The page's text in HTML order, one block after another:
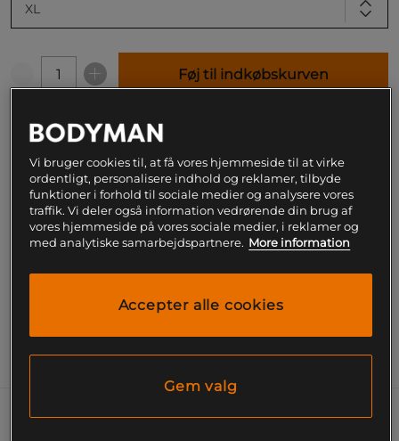
XL
Føj til indkøbskurven
Gratis fragt over 199
kr
SKU #VENUM-0480-114R | EAN3611441788357
Venum Kontact Shin guards er et
træningsbeskyttelse, der opfylder de mest
krævende forventninger fra kampsportsudøvere.
Disse beskyttelser vil du ikke fortryde.
Vi bruger cookies til, at få vores hjemmeside til at virke
ordentligt, personalisere indhold og reklamer, tilbyde
funktioner i forhold til sociale medier og analysere vores
traffik. Vi deler også information vedrørende din brug af
vores hjemmeside på vores sociale medier, i reklamer og
med analytiske samarbejdspartnere. More information
Accepter alle cookies
Gem valg